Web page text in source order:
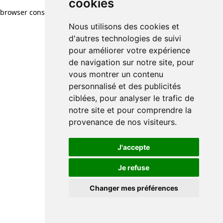
cookies
Nous utilisons des cookies et
d'autres technologies de suivi
pour améliorer votre expérience
de navigation sur notre site, pour
vous montrer un contenu
personnalisé et des publicités
ciblées, pour analyser le trafic de
notre site et pour comprendre la
provenance de nos visiteurs.
J'accepte
Je refuse
Changer mes préférences
browser console for more information)